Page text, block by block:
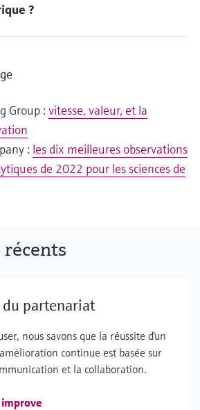
?
Group : vitesse, valeur, et la
: les dix meilleures observations
de 2022 pour les sciences de
du partenariat
nous savons que la réussite d'un
continue est basée sur
et la collaboration.